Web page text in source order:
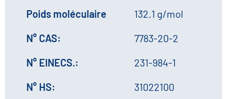
Poids moléculaire
132.1 g/mol
N° CAS:
7783-20-2
N° EINECS.:
231-984-1
N° HS:
31022100